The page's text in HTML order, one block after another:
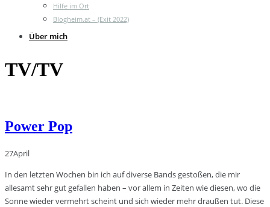
Hilfe im Ort
Blogheim.at – (Exit 2022)
Über mich
TV/TV
Power Pop
27April
In den letzten Wochen bin ich auf diverse Bands gestoßen, die mir
allesamt sehr gut gefallen haben – vor allem in Zeiten wie diesen, wo die
Sonne wieder vermehrt scheint und sich wieder mehr draußen tut. Diese